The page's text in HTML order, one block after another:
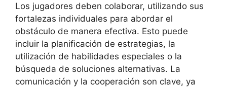
Los jugadores deben colaborar, utilizando sus
fortalezas individuales para abordar el
obstáculo de manera efectiva. Esto puede
incluir la planificación de estrategias, la
utilización de habilidades especiales o la
búsqueda de soluciones alternativas. La
comunicación y la cooperación son clave, ya